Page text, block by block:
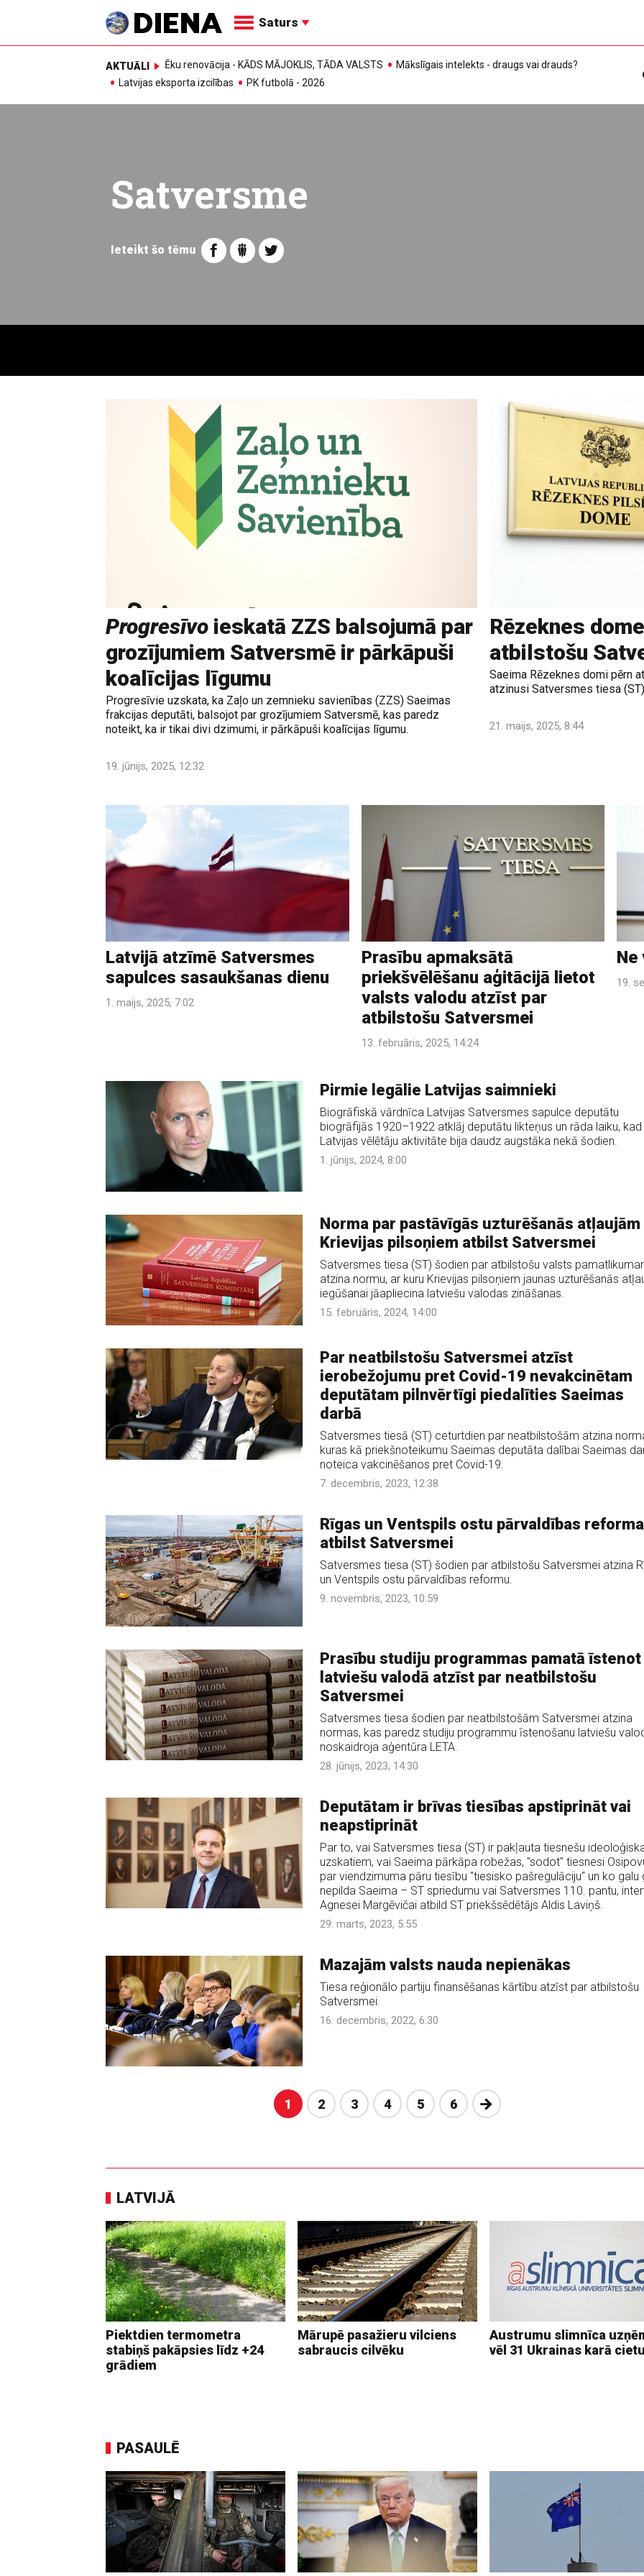
Saturs
AKTUĀLI Ēku renovācija - KĀDS MĀJOKLIS, TĀDA VALSTS
Mākslīgais intelekts - draugs vai drauds?
Latvijas eksporta izcilības
PK futbolā - 2026
Satversme
Ieteikt šo tēmu
Progresīvo ieskatā ZZS balsojumā par
grozījumiem Satversmē ir pārkāpuši
koalīcijas līgumu
Progresīvie uzskata, ka Zaļo un zemnieku savienības (ZZS) Saeimas
frakcijas deputāti, balsojot par grozījumiem Satversmē, kas paredz
noteikt, ka ir tikai divi dzimumi, ir pārkāpuši koalīcijas līgumu.
19. jūnijs, 2025, 12:32
Rēzeknes
atbilstošu
Saeima Rēzeknes domi pērn
atzinusi Satversmes tiesa
21. maijs, 2025, 8:44
Latvijā atzīmē Satversmes
sapulces sasaukšanas dienu
1. maijs, 2025, 7:02
Prasību apmaksātā
priekšvēlēšanu aģitācijā lietot
valsts valodu atzīst par
atbilstošu Satversmei
13. februāris, 2025, 14:24
Ne
19.
Pirmie legālie Latvijas saimnieki
Biogrāfiskā vārdnīca Latvijas Satversmes sapulce deputātu
biogrāfijās 1920–1922 atklāj deputātu likteņus un rāda laiku, kad
Latvijas vēlētāju aktivitāte bija daudz augstāka nekā šodien.
1. jūnijs, 2024, 8:00
Norma par pastāvīgās uzturēšanās atļaujām
Krievijas pilsoņiem atbilst Satversmei
Satversmes tiesa (ST) šodien par atbilstošu valsts
atzina normu, ar kuru Krievijas pilsoņiem jaunas uzturēšanās
iegūšanai jāapliecina latviešu valodas zināšanas.
15. februāris, 2024, 14:00
Par neatbilstošu Satversmei atzīst
ierobežojumu pret Covid-19 nevakcinētam
deputātam pilnvērtīgi piedalīties Saeimas
darbā
Satversmes tiesā (ST) ceturtdien par neatbilstošām atzina
kuras kā priekšnoteikumu Saeimas deputāta dalībai Saeimas
noteica vakcinēšanos pret Covid-19.
7. decembris, 2023, 12:38
Rīgas un Ventspils ostu pārvaldības reforma
atbilst Satversmei
Satversmes tiesa (ST) šodien par atbilstošu Satversmei atzina
un Ventspils ostu pārvaldības reformu.
9. novembris, 2023, 10:59
Prasību studiju programmas pamatā īstenot
latviešu valodā atzīst par neatbilstošu
Satversmei
Satversmes tiesa šodien par neatbilstošām Satversmei atzina
normas, kas paredz studiju programmu īstenošanu latviešu
noskaidroja aģentūra LETA.
28. jūnijs, 2023, 14:30
Deputātam ir brīvas tiesības apstiprināt vai
neapstiprināt
Par to, vai Satversmes tiesa (ST) ir pakļauta tiesnešu
uzskatiem, vai Saeima pārkāpa robežas, "sodot" tiesnesi
par viendzimuma pāru tiesību "tiesisko pašregulāciju" un ko galu
nepilda Saeima – ST spriedumu vai Satversmes 110. pantu,
Agnesei Margēvičai atbild ST priekšsēdētājs Aldis Laviņš.
29. marts, 2023, 5:55
Mazajām valsts nauda nepienākas
Tiesa reģionālo partiju finansēšanas kārtību atzīst par atbilstošu
Satversmei.
16. decembris, 2022, 6:30
1 2 3 4 5 6 Nākošā
LATVIJĀ
Piektdien termometra
stabiņš pakāpsies līdz +24
grādiem
Mārupē pasažieru vilciens
sabraucis cilvēku
Austrumu slimnīca
vēl 31 Ukrainas karā
PASAULĒ